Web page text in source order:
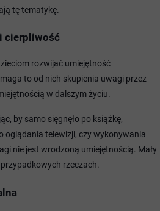
tę tematykę.
cierpliwość
rozwijać umiejętność
to od nich skupienia uwagi przez
w dalszym życiu.
by samo sięgnęło po książkę,
oglądania telewizji, czy wykonywania
nie jest wrodzoną umiejętnością. Mały
rzeczach.